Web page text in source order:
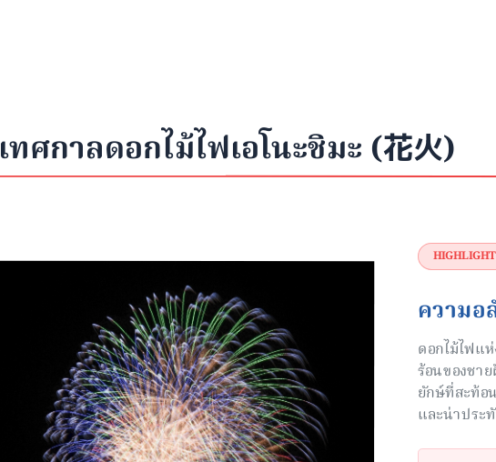
เทศกาลดอกไม้ไฟเอโนะชิมะ (花火)
ความอ
ดอกไม้ไฟแ
ร้อนของชา
ยักษ์ที่สะท้อ
และน่าประ